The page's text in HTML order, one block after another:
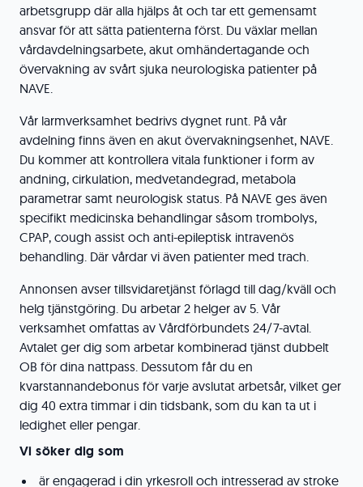
arbetsgrupp där alla hjälps åt och tar ett gemensamt
ansvar för att sätta patienterna först. Du växlar mellan
vårdavdelningsarbete, akut omhändertagande och
övervakning av svårt sjuka neurologiska patienter på
NAVE.
Vår larmverksamhet bedrivs dygnet runt. På vår
avdelning finns även en akut övervakningsenhet, NAVE.
Du kommer att kontrollera vitala funktioner i form av
andning, cirkulation, medvetandegrad, metabola
parametrar samt neurologisk status. På NAVE ges även
specifikt medicinska behandlingar såsom trombolys,
CPAP, cough assist och anti-epileptisk intravenös
behandling. Där vårdar vi även patienter med trach.
Annonsen avser tillsvidaretjänst förlagd till dag/kväll och
helg tjänstgöring. Du arbetar 2 helger av 5. Vår
verksamhet omfattas av Vårdförbundets 24/7-avtal.
Avtalet ger dig som arbetar kombinerad tjänst dubbelt
OB för dina nattpass. Dessutom får du en
kvarstannandebonus för varje avslutat arbetsår, vilket ger
dig 40 extra timmar i din tidsbank, som du kan ta ut i
ledighet eller pengar.
Vi söker dig som
är engagerad i din yrkesroll och intresserad av stroke